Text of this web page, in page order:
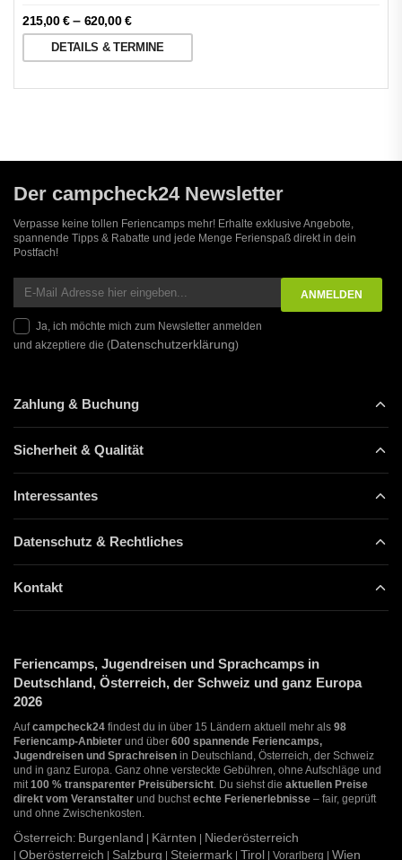
215,00€– 620,00€
DETAILS & TERMINE
Der campcheck24 Newsletter
Verpasse keine tollen Feriencamps mehr! Erhalte exklusive Angebote,
spannende Tipps & Rabatte und jede Menge Ferienspaß direkt in dein
Postfach!
Ja, ich möchte mich zum Newsletter anmelden
und akzeptiere die (Datenschutzerklärung)
Zahlung & Buchung
Sicherheit & Qualität
Interessantes
Datenschutz & Rechtliches
Kontakt
Feriencamps, Jugendreisen und Sprachcamps in
Deutschland, Österreich, der Schweiz und ganz Europa
2026
Aufcampcheck24 findest du in über 15 Ländern aktuell mehr als 98
Feriencamp-Anbieter und über 600 spannende Feriencamps,
Jugendreisen und Sprachreisen in Deutschland, Österreich, der Schweiz
und in ganz Europa. Ganz ohne versteckte Gebühren, ohne Aufschläge und
mit100 % transparenter Preisübersicht. Du siehst die aktuellen Preise
direkt vom Veranstalter und buchstechte Ferienerlebnisse – fair, geprüft
und ohne Zwischenkosten.
Österreich: Burgenland Kärnten Niederösterreich
Oberösterreich Salzburg Steiermark Tirol | Vorarlberg | Wien